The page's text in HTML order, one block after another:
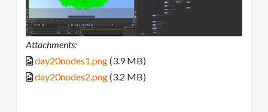
Attachments:
day20nodes1.png(3.9 MB)
day20nodes2.png(3.2 MB)